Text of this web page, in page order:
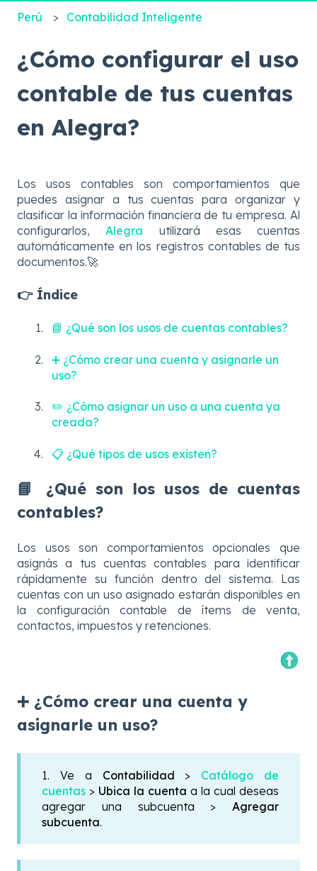
Perú Contabilidad Inteligente
¿Cómo configurar el uso
contable de tus cuentas
en Alegra?
Los usos contables son comportamientos que
puedes asignar a tus cuentas para organizar y
clasificar la información financiera de tu empresa. Al
configurarlos, Alegra utilizará esas cuentas
automáticamente en los registros contables de tus
documentos.🚀
👉 Índice
📘 ¿Qué son los usos de cuentas contables?
➕ ¿Cómo crear una cuenta y asignarle un
uso?
✏️ ¿Cómo asignar un uso a una cuenta ya
creada?
📋 ¿Qué tipos de usos existen?
📘 ¿Qué son los usos de cuentas
contables?
Los usos son comportamientos opcionales que
asignás a tus cuentas contables para identificar
rápidamente su función dentro del sistema. Las
cuentas con un uso asignado estarán disponibles en
la configuración contable de ítems de venta,
contactos, impuestos y retenciones.
➕ ¿Cómo crear una cuenta y
asignarle un uso?
1. Ve a Contabilidad > Catálogo de
cuentas > Ubica la cuenta a la cual deseas
agregar una subcuenta > Agregar
subcuenta.